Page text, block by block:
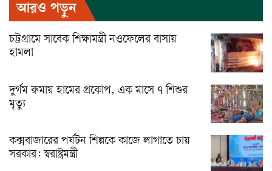
আরও পড়ুন
চট্টগ্রামে সাবেক শিক্ষামন্ত্রী নওফেলের বাসায়
হামলা
দুর্গম রুমায় হামের প্রকোপ, এক মাসে ৭ শিশুর
মৃত্যু
কক্সবাজারের পর্যটন শিল্পকে কাজে লাগাতে চায়
সরকার: স্বরাষ্ট্রমন্ত্রী